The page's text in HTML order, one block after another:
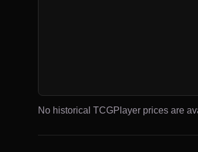
No historical TCGPlayer prices are